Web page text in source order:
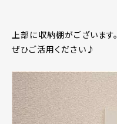
上部に収納棚がございます。
ぜひご活用ください♪